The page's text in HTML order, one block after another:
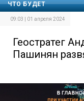
ЧТО БУДЕТ
09:03 | 01 апреля 2024
Геостратег
Пашинян